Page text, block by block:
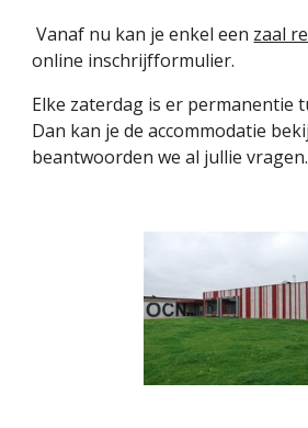
Vanaf nu kan je enkel een zaal
online inschrijfformulier.
Elke zaterdag is er permanentie
Dan kan je de accommodatie
beantwoorden we al jullie vragen.